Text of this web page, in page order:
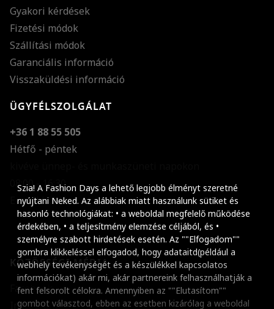
Szia! A Fashion Days a lehető legjobb élményt szeretné
nyújtani Neked. Az alábbiak miatt használunk sütiket és
hasonló technológiákat: • a weboldal megfelelő működése
érdekében, • a teljesítmény elemzése céljából, és •
személyre szabott hirdetések esetén. Az ""Elfogadom""
gombra klikkeléssel elfogadod, hogy adataitd(például a
webhely tevékenységét és a készülékkel kapcsolatos
információkat) akár mi, akár partnereink felhasználhatják a
fent felsorolt célokra. Amennyiben az ""Elutasítom""
gombot választod, ebben az esetben kizárólag a weboldal
Gyakori kérdések
Fizetési módok
Szállítási módok
Garanciális információ
Visszaküldési információ
ÜGYFÉLSZOLGÁLAT
+36 1 88 55 505
Hétfő - péntek
08:00 - 16:30
E-mail küldése
KÖZÖSSÉGI MÉDIA
Facebook
Instagram
Szöveg méretének
Szóköz növelése
Szóköz csökkentése
Sortávolság
Sortávolság